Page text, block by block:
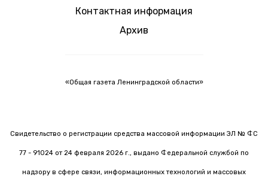
Контактная информация
Архив
«Общая газета Ленинградской области»
Свидетельство о регистрации средства массовой информации ЭЛ № ФС
77 - 91024 от 24 февраля 2026 г., выдано Федеральной службой по
надзору в сфере связи, информационных технологий и массовых